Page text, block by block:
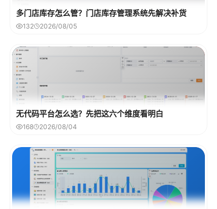
多门店库存怎么管？门店库存管理系统先解决补货
132 2026/08/05
无代码平台怎么选？先把这六个维度看明白
168 2026/08/04